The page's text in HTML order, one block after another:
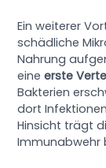
Ein weiterer
schädliche
Nahrung
eineerste
Bakterien
dort
Hinsicht trägt
Immunabwehr